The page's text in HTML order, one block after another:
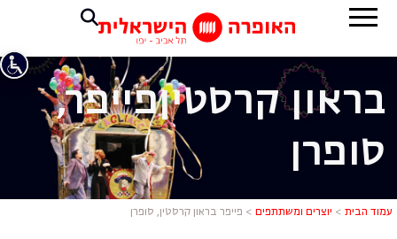
פייפר
בראון קרסטיןפייפר,
סופרן
עמוד הבית > יוצרים ומשתתפים > פייפר בראון קרסטין, סופרן